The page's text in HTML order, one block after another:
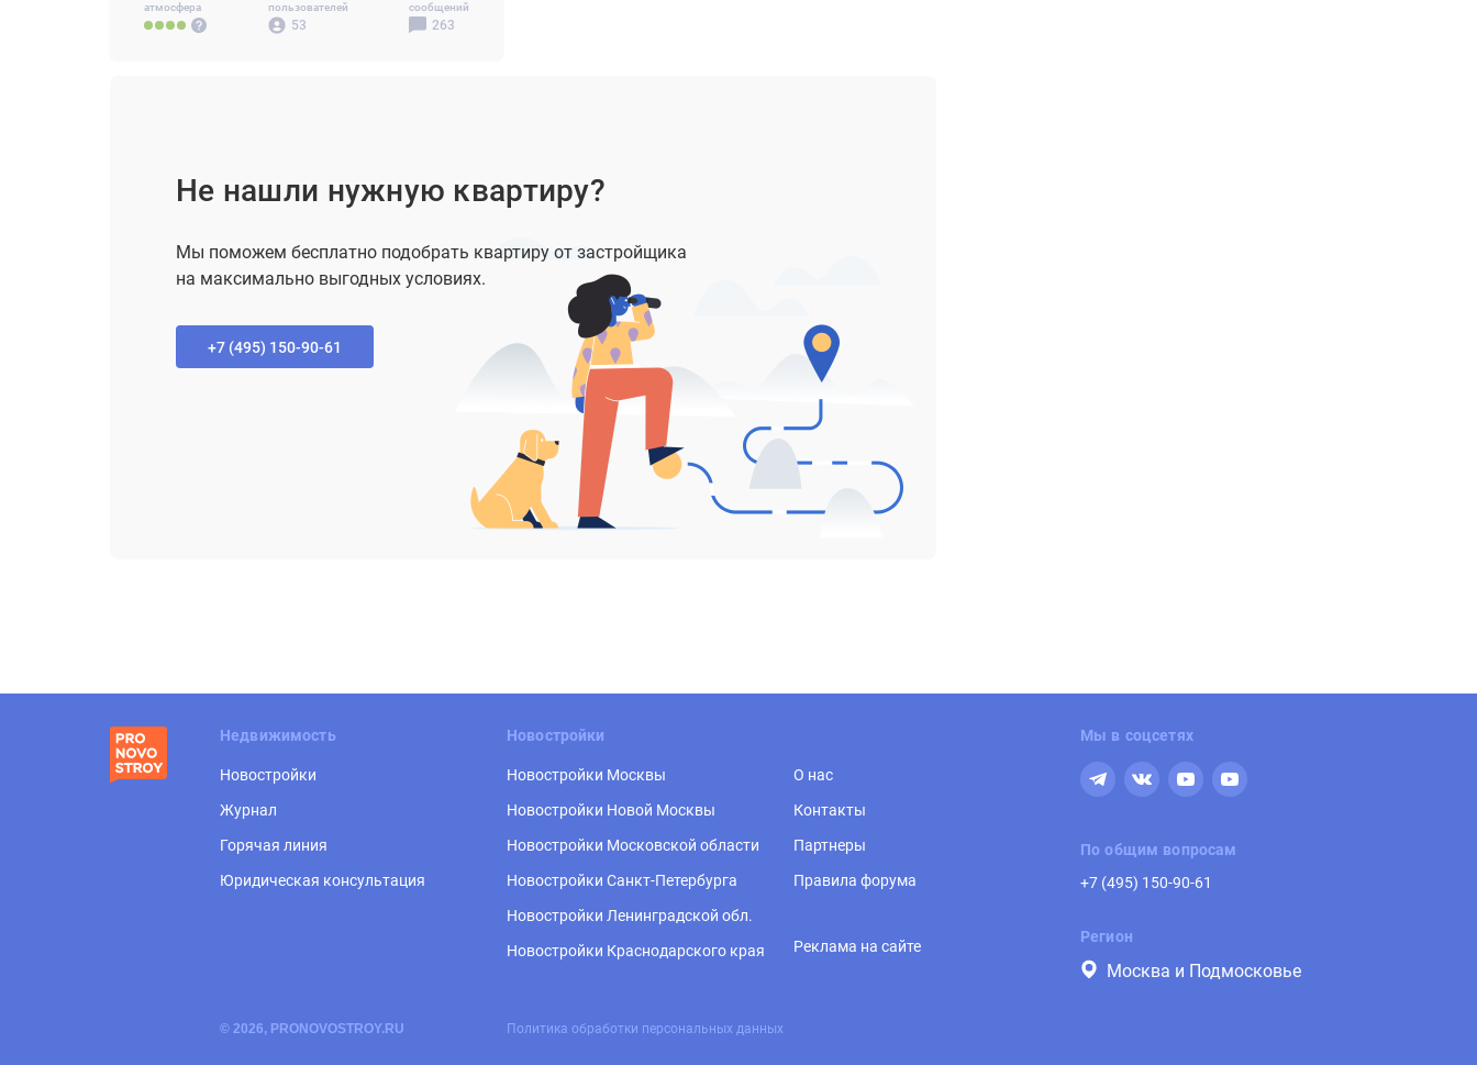
атмосфера пользователей
53
сообщений
263
Не нашли нужную квартиру?
Мы поможем бесплатно подобрать квартиру от застройщика
на максимально выгодных условиях.
+7 (495) 150-90-61‬
Недвижимость
Новостройки
Журнал
Горячая линия
Юридическая консультация
Новостройки
Новостройки Москвы
Новостройки Новой Москвы
Новостройки Московской области
Новостройки Санкт-Петербурга
Новостройки Ленинградской обл.
Новостройки Краснодарского края
О нас
Контакты
Партнеры
Правила форума
Реклама на сайте
Мы в соцсетях
По общим вопросам
+7 (495) 150-90-61
Регион
Москва и Подмосковье
© 2026, PRONOVOSTROY.RU Политика обработки персональных данных